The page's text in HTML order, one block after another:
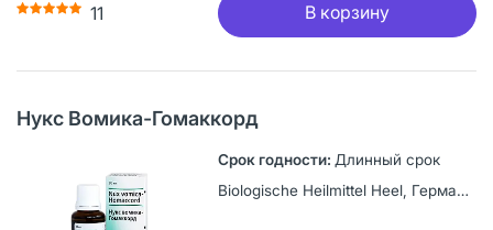
11 В корзину
Нукс Вомика-Гомаккорд
Длинный срок
Biologische Heilmittel Heel, Германия